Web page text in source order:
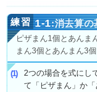
1-1:消去算の
ピザまん1個とあんま
まん3個とあんまん3
2つの場合を式にし
て「ピザまん」か